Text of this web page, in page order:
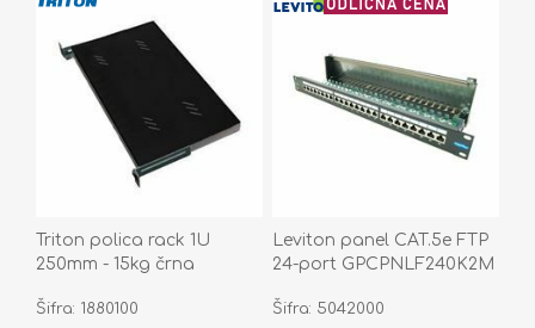
Triton polica rack 1U
250mm - 15kg črna
Šifra: 1880100
Leviton panel CAT.5e FTP
24-port GPCPNLF240K2M
Šifra: 5042000